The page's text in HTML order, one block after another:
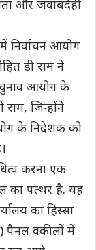
और जवाबदेही
निर्वाचन आयोग
डी राम ने
चुनाव आयोग के
जिन्होंने
के निदेशक को
करना एक
का पत्थर है. यह
का हिस्सा
वकीलों में